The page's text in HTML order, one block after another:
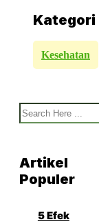
Kategori
Kesehatan
Search
Artikel
Populer
5 Efek